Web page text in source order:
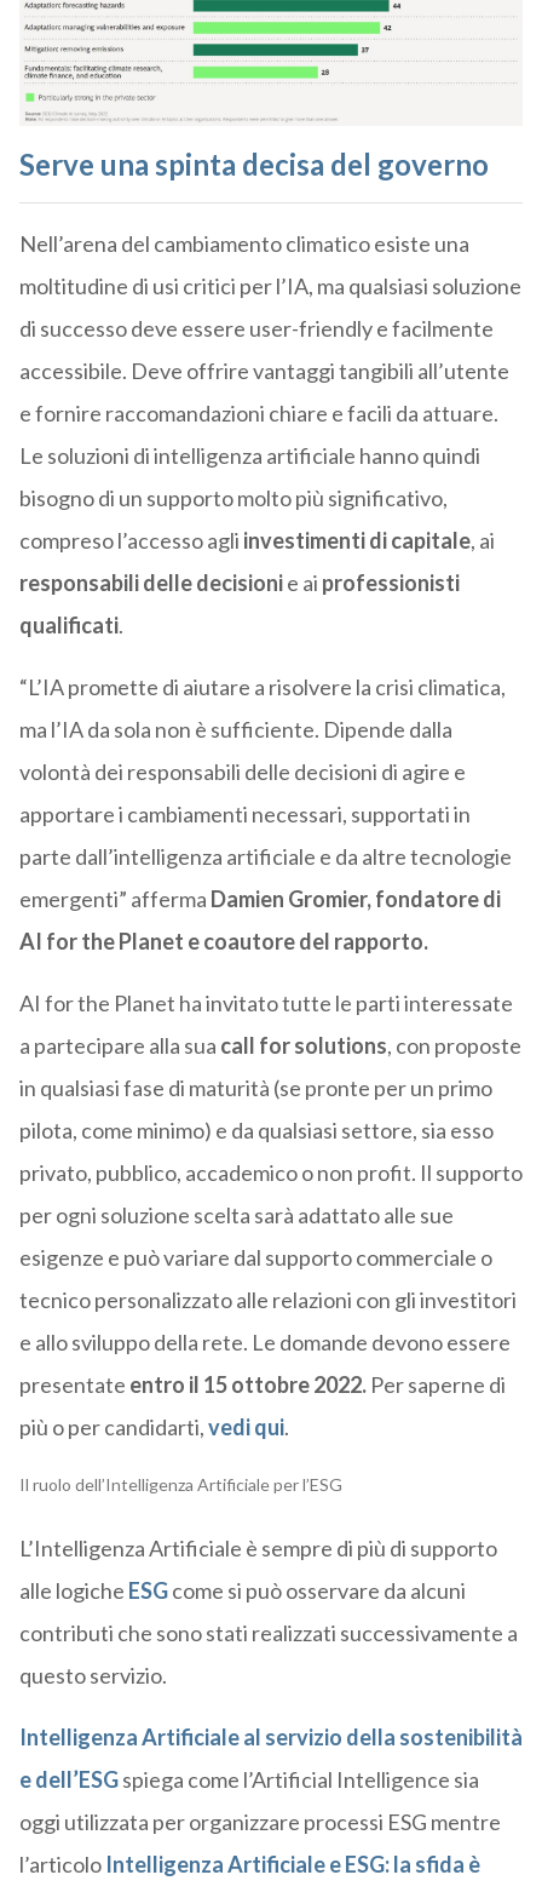
Serve una spinta decisa del governo
Nell’arena del cambiamento climatico esiste una
moltitudine di usi critici per l’IA, ma qualsiasi soluzione
di successo deve essere user-friendly e facilmente
accessibile. Deve offrire vantaggi tangibili all’utente
e fornire raccomandazioni chiare e facili da attuare.
Le soluzioni di intelligenza artificiale hanno quindi
bisogno di un supporto molto più significativo,
compreso l’accesso agli investimenti di capitale, ai
responsabili delle decisionie ai professionisti
qualificati.
“L’IA promette di aiutare a risolvere la crisi climatica,
ma l’IA da sola non è sufficiente. Dipende dalla
volontà dei responsabili delle decisioni di agire e
apportare i cambiamenti necessari, supportati in
parte dall’intelligenza artificiale e da altre tecnologie
emergenti” afferma Damien Gromier, fondatore di
AI for the Planet e coautore del rapporto.
AI for the Planet ha invitato tutte le parti interessate
a partecipare alla sua call for solutions, con proposte
in qualsiasi fase di maturità (se pronte per un primo
pilota, come minimo) e da qualsiasi settore, sia esso
privato, pubblico, accademico o non profit. Il supporto
per ogni soluzione scelta sarà adattato alle sue
esigenze e può variare dal supporto commerciale o
tecnico personalizzato alle relazioni con gli investitori
e allo sviluppo della rete. Le domande devono essere
presentate entro il 15 ottobre 2022. Per saperne di
più o per candidarti,vedi qui.
Il ruolo dell’Intelligenza Artificiale per l’ESG
L’Intelligenza Artificiale è sempre di più di supporto
alle logiche ESGcome si può osservare da alcuni
contributi che sono stati realizzati successivamente a
questo servizio.
Intelligenza Artificiale al servizio della sostenibilità
e dell’ESGspiega come l’Artificial Intelligence sia
oggi utilizzata per organizzare processi ESG mentre
l’articolo Intelligenza Artificiale e ESG: la sfida è